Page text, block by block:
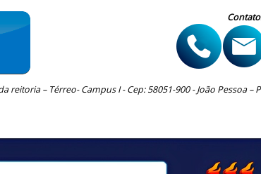
reitoria – Térreo- Campus I - Cep: 58051-900 - João Pessoa –